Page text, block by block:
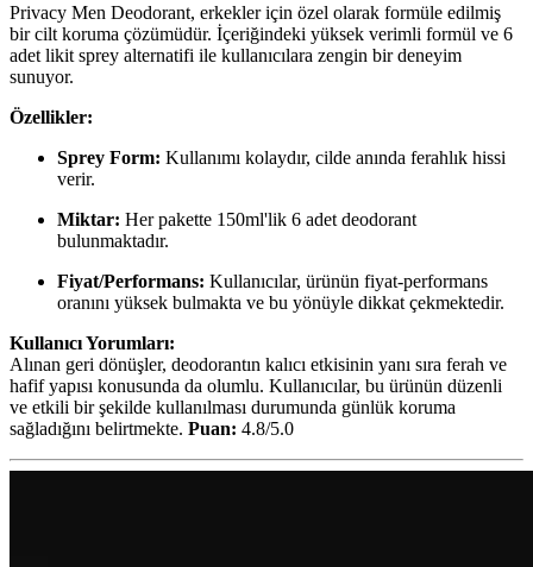
Privacy Men Deodorant, erkekler için özel olarak formüle edilmiş
bir cilt koruma çözümüdür. İçeriğindeki yüksek verimli formül ve 6
adet likit sprey alternatifi ile kullanıcılara zengin bir deneyim
sunuyor.
Özellikler:
Sprey Form: Kullanımı kolaydır, cilde anında ferahlık hissi
verir.
Miktar: Her pakette 150ml'lik 6 adet deodorant
bulunmaktadır.
Fiyat/Performans: Kullanıcılar, ürünün fiyat-performans
oranını yüksek bulmakta ve bu yönüyle dikkat çekmektedir.
Kullanıcı Yorumları:
Alınan geri dönüşler, deodorantın kalıcı etkisinin yanı sıra ferah ve
hafif yapısı konusunda da olumlu. Kullanıcılar, bu ürünün düzenli
ve etkili bir şekilde kullanılması durumunda günlük koruma
sağladığını belirtmekte. Puan: 4.8/5.0